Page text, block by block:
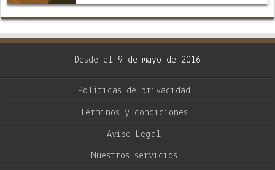
cristianismo. Según …
Desde el 9 de mayo de 2016
Políticas de privacidad
Términos y condiciones
Aviso Legal
Nuestros servicios